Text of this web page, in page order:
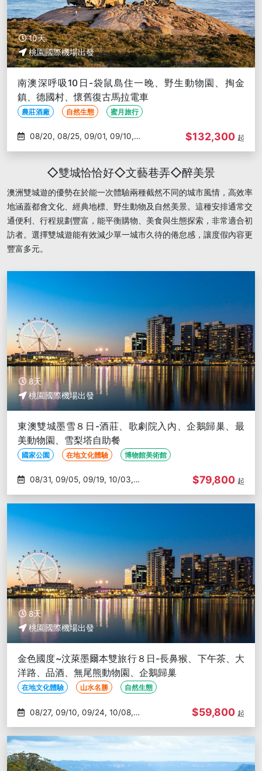
10天
桃園國際機場出發
南澳深呼吸10日-袋鼠島住一晚、野生動物園、掏金
鎮、德國村、懷舊復古馬拉電車
農莊酒廠 自然生態 蜜月旅行
09/15
$132,300 起
◇雙城恰恰好◇文藝巷弄◇醉美景
澳洲雙城遊的優勢在於能一次體驗兩種截然不同的城市風情，高效率
地涵蓋都會文化、經典地標、野生動物及自然美景。這種安排通常交
通便利、行程規劃豐富，能平衡購物、美食與生態探索，非常適合初
訪者。選擇雙城遊能有效減少單一城市久待的倦怠感，讓度假內容更
豐富多元。
8天
桃園國際機場出發
東澳雙城墨雪８日-酒莊、歌劇院入內、企鵝歸巢、最
美動物園、雪梨塔自助餐
國家公園 在地文化體驗 博物館美術館
10/10
$79,800 起
8天
桃園國際機場出發
金色國度~汶萊墨爾本雙旅行８日-長鼻猴、下午茶、大
洋路、品酒、無尾熊動物園、企鵝歸巢
在地文化體驗 山水名勝 自然生態
10/22
$59,800 起